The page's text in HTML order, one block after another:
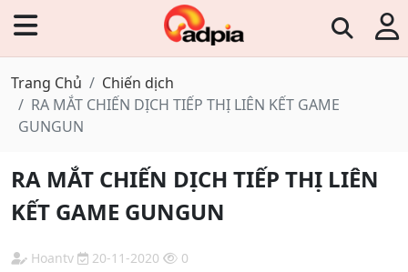
Trang Chủ
Chiến dịch
RA MẮT CHIẾN DỊCH TIẾP THỊ LIÊN KẾT GAME
GUNGUN
RA MẮT CHIẾN DỊCH TIẾP THỊ LIÊN
KẾT GAME GUNGUN
Hoantv 20-11-2020 0